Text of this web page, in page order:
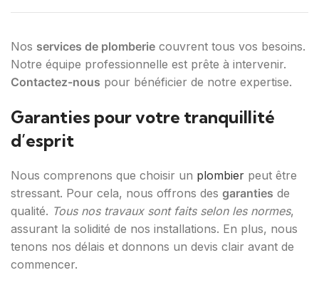
Nos services de plomberie couvrent tous vos besoins.
Notre équipe professionnelle est prête à intervenir.
Contactez-nous pour bénéficier de notre expertise.
Garanties pour votre tranquillité
d’esprit
Nous comprenons que choisir un plombier peut être
stressant. Pour cela, nous offrons des garanties de
qualité. Tous nos travaux sont faits selon les normes,
assurant la solidité de nos installations. En plus, nous
tenons nos délais et donnons un devis clair avant de
commencer.